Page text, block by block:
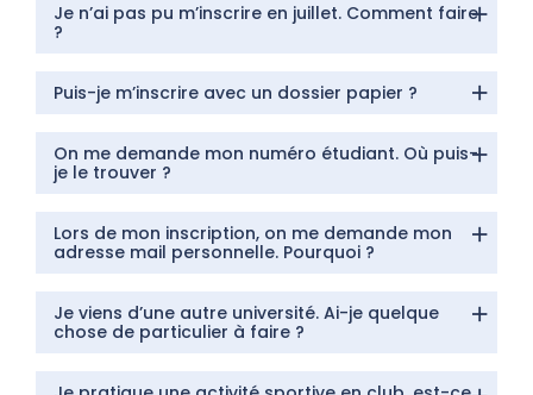
Je n’ai pas pu m’inscrire en juillet. Comment faire
?
Puis-je m’inscrire avec un dossier papier ?
On me demande mon numéro étudiant. Où puis-
je le trouver ?
Lors de mon inscription, on me demande mon
adresse mail personnelle. Pourquoi ?
Je viens d’une autre université. Ai-je quelque
chose de particulier à faire ?